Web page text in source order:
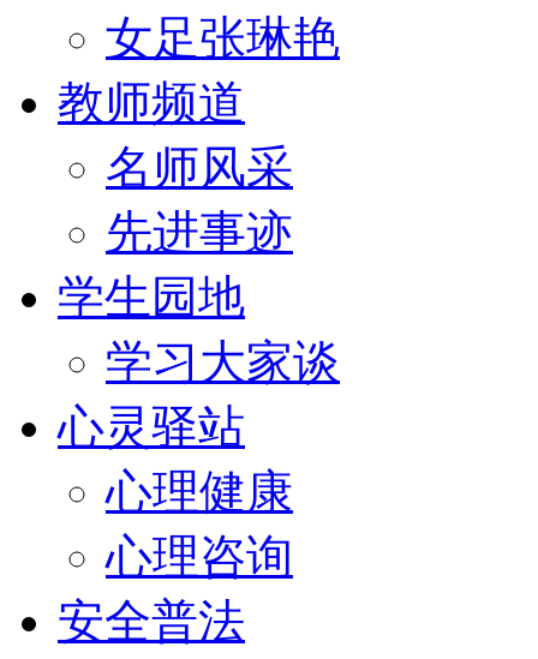
女足张琳艳
教师频道
名师风采
先进事迹
学生园地
学习大家谈
心灵驿站
心理健康
心理咨询
安全普法